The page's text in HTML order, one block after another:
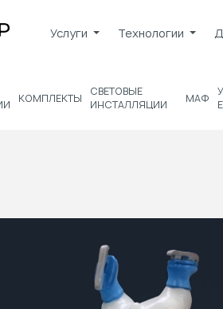
Услуги Технологии
КОМПЛЕКТЫ
СВЕТОВЫЕ
ИНСТАЛЛЯЦИИ
МАФ